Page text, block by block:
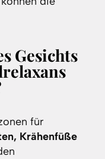
Gesichts
für
Krähenfüße